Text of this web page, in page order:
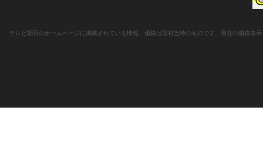
テレビ朝日のホームページに掲載されている情報、価格は取材当時のものです。現在の価格表